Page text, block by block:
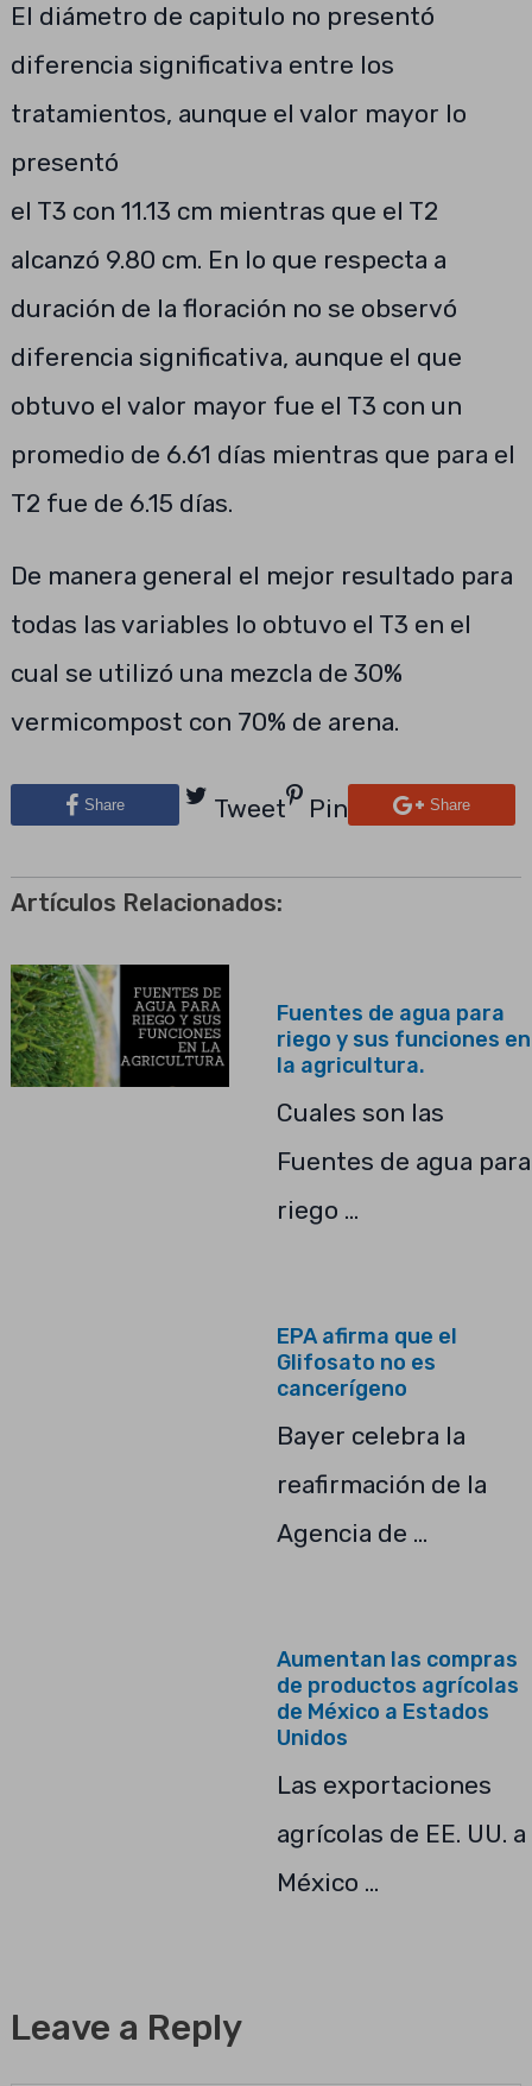
El diámetro de capitulo no presentó
diferencia significativa entre los
tratamientos, aunque el valor mayor lo
presentó
el T3 con 11.13 cm mientras que el T2
alcanzó 9.80 cm. En lo que respecta a
duración de la floración no se observó
diferencia significativa, aunque el que
obtuvo el valor mayor fue el T3 con un
promedio de 6.61 días mientras que para el
T2 fue de 6.15 días.
De manera general el mejor resultado para
todas las variables lo obtuvo el T3 en el
cual se utilizó una mezcla de 30%
vermicompost con 70% de arena.
Share Tweet Pin Share
Artículos Relacionados:
Fuentes de agua para
riego y sus funciones en
la agricultura.
Cuales son las
Fuentes de agua para
riego …
EPA afirma que el
Glifosato no es
cancerígeno
Bayer celebra la
reafirmación de la
Agencia de …
Aumentan las compras
de productos agrícolas
de México a Estados
Unidos
Las exportaciones
agrícolas de EE. UU. a
México …
Leave a Reply